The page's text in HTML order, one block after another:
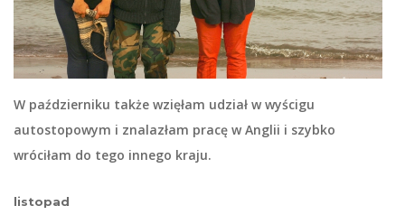
W październiku także wzięłam udział w wyścigu
autostopowym i znalazłam pracę w Anglii i szybko
wróciłam do tego innego kraju.
listopad